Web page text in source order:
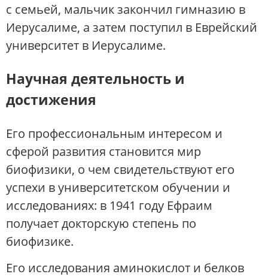
с семьей, мальчик закончил гимназию в
Иерусалиме, а затем поступил в Еврейский
университет в Иерусалиме.
Научная деятельность и
достижения
Его профессиональным интересом и
сферой развития становится мир
биофизики, о чем свидетельствуют его
успехи в университетском обучении и
исследованиях: в 1941 году Ефраим
получает докторскую степень по
биофизике.
Его исследования аминокислот и белков